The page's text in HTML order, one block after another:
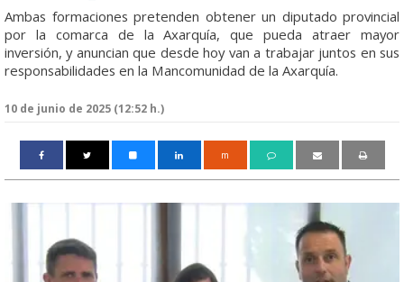
Ambas formaciones pretenden obtener un diputado provincial
por la comarca de la Axarquía, que pueda atraer mayor
inversión, y anuncian que desde hoy van a trabajar juntos en sus
responsabilidades en la Mancomunidad de la Axarquía.
10 de junio de 2025 (12:52 h.)
m